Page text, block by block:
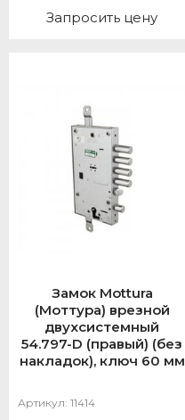
Запросить цену
Замок Mottura
(Моттура) врезной
двухсистемный
54.797-D (правый) (без
накладок), ключ 60 мм
Артикул: 11414